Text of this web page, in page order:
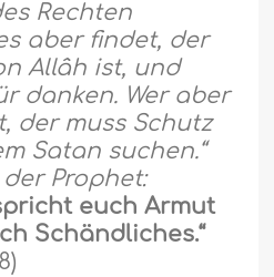
Rechten
aber findet, der
Allâh ist, und
danken. Wer aber
der muss Schutz
Satan suchen.“
Prophet:
euch Armut
Schändliches.“